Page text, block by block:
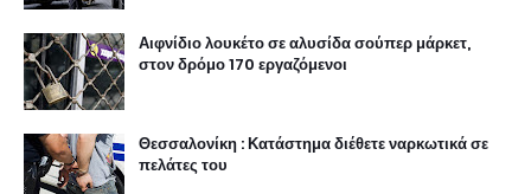
Αιφνίδιο λουκέτο σε αλυσίδα σούπερ μάρκετ,
στον δρόμο 170 εργαζόμενοι
Θεσσαλονίκη : Κατάστημα διέθετε ναρκωτικά σε
πελάτες του